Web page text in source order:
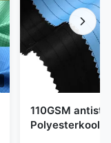
110GSM